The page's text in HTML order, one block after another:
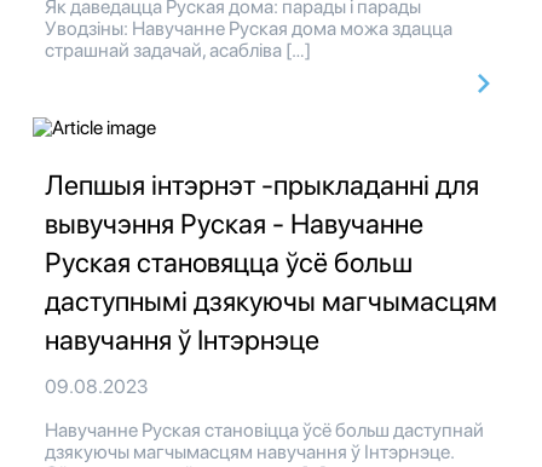
Як даведацца Руская дома: парады і парады
Уводзіны: Навучанне Руская дома можа здацца
страшнай задачай, асабліва […]
Лепшыя інтэрнэт -прыкладанні для
вывучэння Руская - Навучанне
Руская становяцца ўсё больш
даступнымі дзякуючы магчымасцям
навучання ў Інтэрнэце
09.08.2023
Навучанне Руская становіцца ўсё больш даступнай
дзякуючы магчымасцям навучання ў Інтэрнэце.